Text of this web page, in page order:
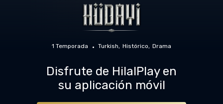
1 Temporada Turkish Histórico Drama
Disfrute de HilalPlay en
su aplicación móvil